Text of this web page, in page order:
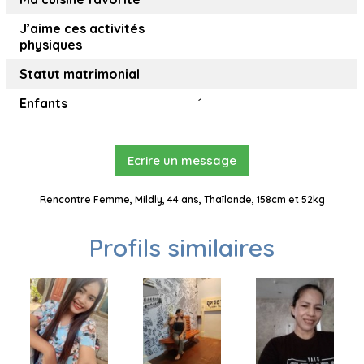
J’aime ces activités
physiques
Statut matrimonial
Enfants
1
Ecrire un message
Rencontre Femme, Mildly, 44 ans, Thaïlande, 158cm et 52kg
Profils similaires